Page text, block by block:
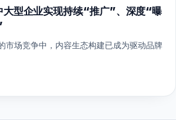
大型企业实现持续“推广”、深度“曝
市场竞争中，内容生态构建已成为驱动品牌